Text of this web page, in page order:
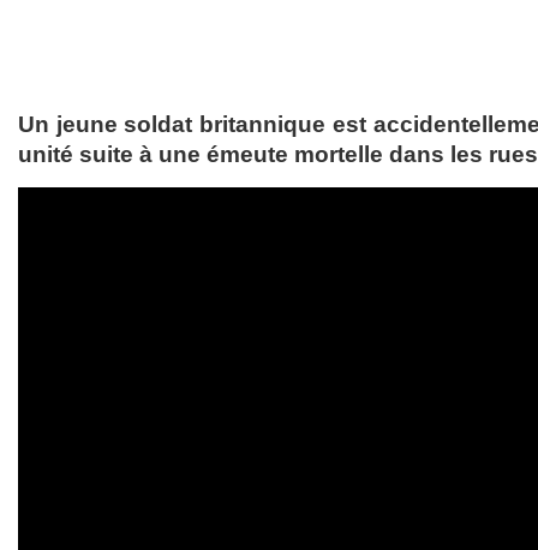
Un jeune soldat britannique est
unité suite à une émeute mortelle dans les